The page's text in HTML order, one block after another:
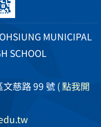
MUNICIPAL
SCHOOL
慈路 99 號( 點我開